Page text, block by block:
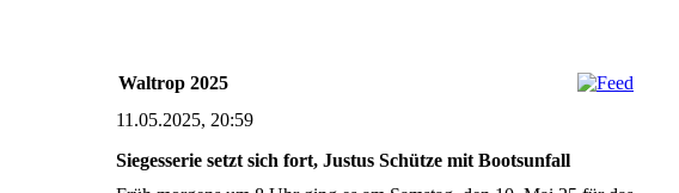
Waltrop 2025
11.05.2025, 20:59
Siegesserie setzt sich fort, Justus Schütze mit Bootsunfall